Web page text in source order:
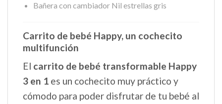
Bañera con cambiador Nil estrellas gris
Carrito de bebé Happy, un cochecito
multifunción
El carrito de bebé transformable Happy
3 en 1 es un cochecito muy práctico y
cómodo para poder disfrutar de tu bebé al